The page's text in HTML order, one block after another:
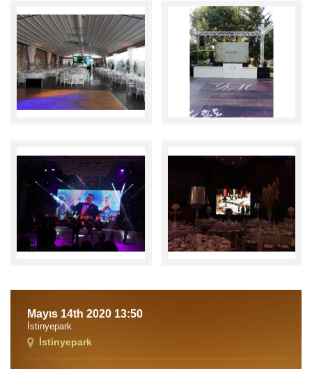
Mayıs 14th 2020 13:50
İstinyepark
İstinyepark